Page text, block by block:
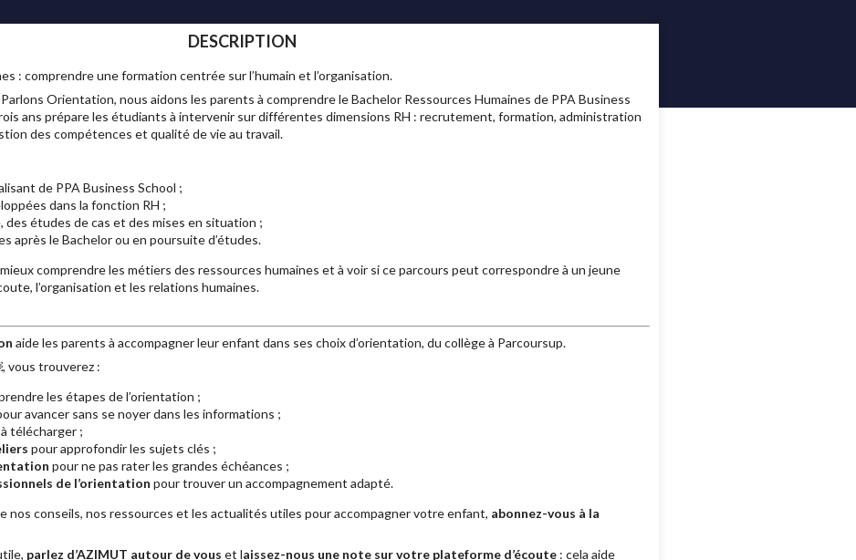
DESCRIPTION
: comprendre une formation centrée sur l’humain et l’organisation.
Orientation, nous aidons les parents à comprendre le Bachelor Ressources Humaines de PPA Business
ans prépare les étudiants à intervenir sur différentes dimensions RH : recrutement, formation, administration
des compétences et qualité de vie au travail.
de PPA Business School ;
dans la fonction RH ;
des études de cas et des mises en situation ;
après le Bachelor ou en poursuite d’études.
comprendre les métiers des ressources humaines et à voir si ce parcours peut correspondre à un jeune
l’organisation et les relations humaines.
aide les parents à accompagner leur enfant dans ses choix d’orientation, du collège à Parcoursup.
vous trouverez :
les étapes de l’orientation ;
avancer sans se noyer dans les informations ;
à télécharger ;
pour approfondir les sujets clés ;
pour ne pas rater les grandes échéances ;
de l’orientation pour trouver un accompagnement adapté.
nos conseils, nos ressources et les actualités utiles pour accompagner votre enfant, abonnez-vous à la
parlez d’AZIMUT autour de vous et laissez-nous une note sur votre plateforme d’écoute: cela aide